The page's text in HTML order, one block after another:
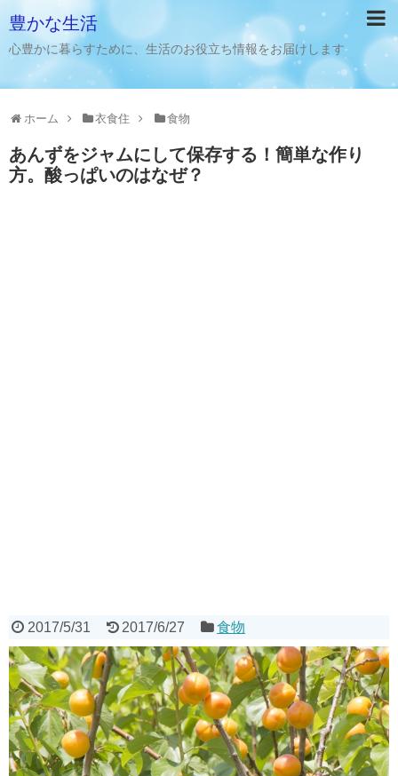
豊かな生活
心豊かに暮らすために、生活のお役立ち情報をお届けします
ホーム 衣食住 食物
あんずをジャムにして保存する！簡単な作り
方。酸っぱいのはなぜ？
2017/5/31 2017/6/27 食物